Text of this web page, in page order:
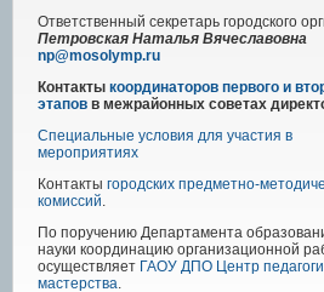
Ответственный секретарь городского
Петровская Наталья Вячеславовна
np@mosolymp.ru
Контакты координаторов первого и
этапов в межрайонных советах
Специальные условия для участия в
мероприятиях
Контакты городских предметно-
комиссий.
По поручению Департамента
науки координацию организационной
осуществляет ГАОУ ДПО Центр
мастерства.